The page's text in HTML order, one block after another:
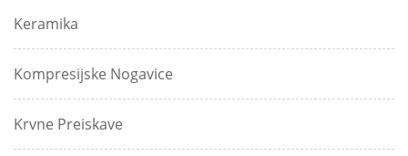
Keramika
Kompresijske Nogavice
Krvne Preiskave